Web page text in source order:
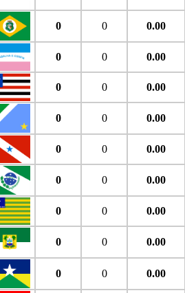
0 0 0.00
0 0 0.00
0 0 0.00
0 0 0.00
0 0 0.00
0 0 0.00
0 0 0.00
0 0 0.00
0 0 0.00